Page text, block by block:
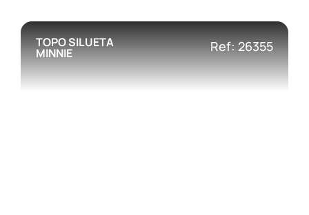
TOPO SILUETA
MINNIE Ref: 26355